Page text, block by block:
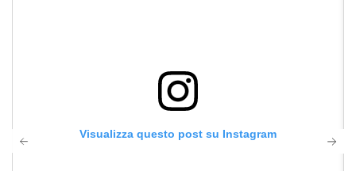
Visualizza questo post su Instagram